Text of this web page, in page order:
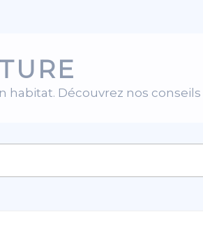
habitat. Découvrez nos